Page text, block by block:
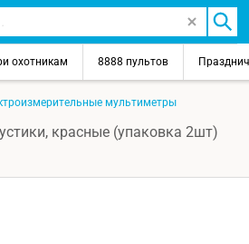
охотникам 8888 пультов
мультиметры
красные (упаковка 2шт)